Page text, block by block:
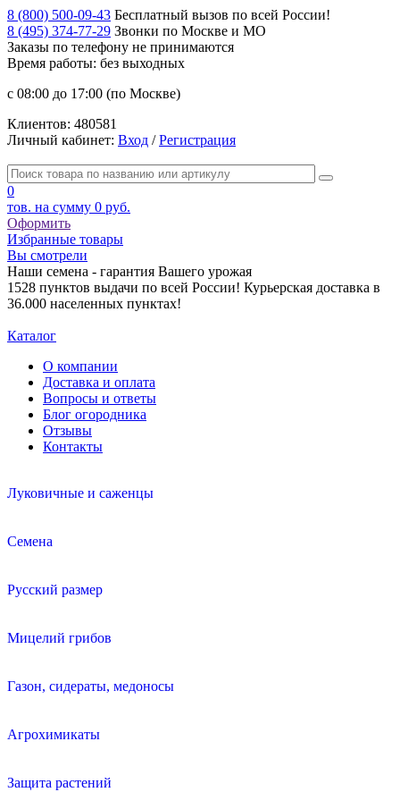
8 (800) 500-09-43 Бесплатный вызов по всей России!
8 (495) 374-77-29 Звонки по Москве и МО
Заказы по телефону не принимаются
Время работы: без выходных
с 08:00 до 17:00 (по Москве)
Клиентов: 480581
Личный кабинет: Вход /Регистрация
0
тов. на сумму 0 руб.
Оформить
Избранные товары
Вы смотрели
Наши семена - гарантия Вашего урожая
1528 пунктов выдачи по всей России! Курьерская доставка в
36.000 населенных пунктах!
Каталог
О компании
Доставка и оплата
Вопросы и ответы
Блог огородника
Отзывы
Контакты
Луковичные и саженцы
Семена
Русский размер
Мицелий грибов
Газон, сидераты, медоносы
Агрохимикаты
Защита растений